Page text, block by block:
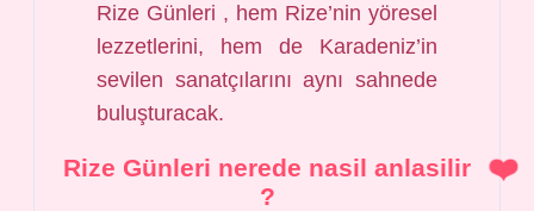
Rize Günleri , hem Rize’nin yöresel
lezzetlerini, hem de Karadeniz’in
sevilen sanatçılarını aynı sahnede
buluşturacak.
Rize Günleri nerede nasil anlasilir
?